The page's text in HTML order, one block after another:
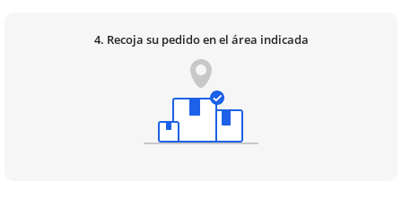
4. Recoja su pedido en el área indicada